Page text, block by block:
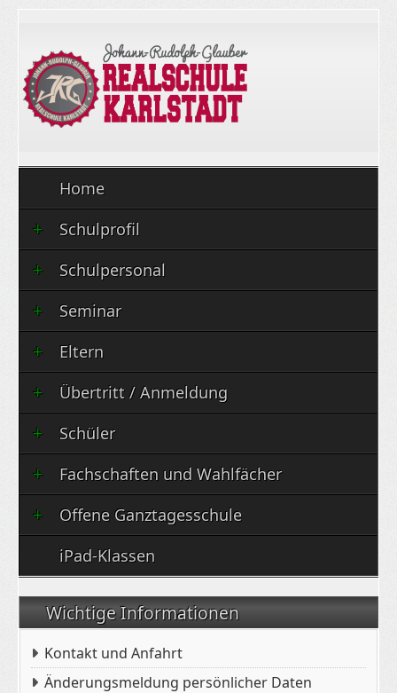
Home
Schulprofil
Schulpersonal
Seminar
Eltern
Übertritt / Anmeldung
Schüler
Fachschaften und Wahlfächer
Offene Ganztagesschule
iPad-Klassen
Wichtige Informationen
Kontakt und Anfahrt
Änderungsmeldung persönlicher Daten